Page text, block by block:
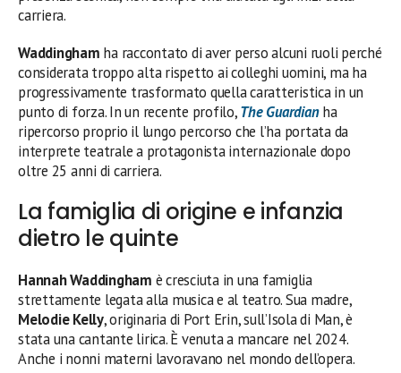
carriera.
Waddingham ha raccontato di aver perso alcuni ruoli perché
considerata troppo alta rispetto ai colleghi uomini, ma ha
progressivamente trasformato quella caratteristica in un
punto di forza. In un recente profilo,The Guardianha
ripercorso proprio il lungo percorso che l’ha portata da
interprete teatrale a protagonista internazionale dopo
oltre 25 anni di carriera.
La famiglia di origine e infanzia
dietro le quinte
Hannah Waddingham è cresciuta in una famiglia
strettamente legata alla musica e al teatro. Sua madre,
Melodie Kelly, originaria di Port Erin, sull’Isola di Man, è
stata una cantante lirica. È venuta a mancare nel 2024.
Anche i nonni materni lavoravano nel mondo dell’opera.